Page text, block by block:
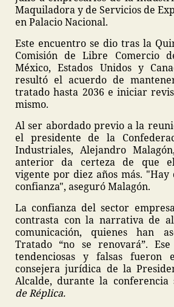
Maquiladora y de Servicios de
en Palacio Nacional.
Este encuentro se dio tras la
Comisión de Libre Comercio
México, Estados Unidos y
resultó el acuerdo de
tratado hasta 2036 e iniciar
mismo.
Al ser abordado previo a la
el presidente de la
Industriales, Alejandro
anterior da certeza de que
vigente por diez años más. "Hay
confianza", aseguró Malagón.
La confianza del sector
contrasta con la narrativa de
comunicación, quienes han
Tratado “no se renovará”.
tendenciosas y falsas fueron
consejera jurídica de la
Alcalde, durante la conferencia
de Réplica.